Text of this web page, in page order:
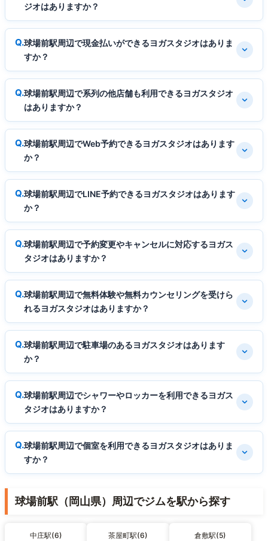
ジオはありますか？
球場前駅周辺で現金払いができるヨガスタジオはありま
すか？
球場前駅周辺で系列の他店舗も利用できるヨガスタジオ
はありますか？
球場前駅周辺でWeb予約できるヨガスタジオはあります
か？
球場前駅周辺でLINE予約できるヨガスタジオはあります
か？
球場前駅周辺で予約変更やキャンセルに対応するヨガス
タジオはありますか？
球場前駅周辺で無料体験や無料カウンセリングを受けら
れるヨガスタジオはありますか？
球場前駅周辺で駐車場のあるヨガスタジオはあります
か？
球場前駅周辺でシャワーやロッカーを利用できるヨガス
タジオはありますか？
球場前駅周辺で個室を利用できるヨガスタジオはありま
すか？
球場前駅（岡山県）周辺でジムを駅から探す
中庄駅(6) 茶屋町駅(6) 倉敷駅(5)